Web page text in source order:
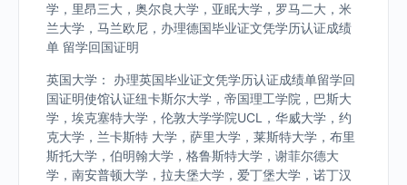
学，里昂三大，奥尔良大学，亚眠大学，罗马二大，米
兰大学，马兰欧尼，办理德国毕业证文凭学历认证成绩
单 留学回国证明
英国大学： 办理英国毕业证文凭学历认证成绩单留学回
国证明使馆认证纽卡斯尔大学，帝国理工学院，巴斯大
学，埃克塞特大学，伦敦大学学院UCL，华威大学，约
克大学，兰卡斯特 大学，萨里大学，莱斯特大学，布里
斯托大学，伯明翰大学，格鲁斯特大学，谢菲尔德大
学，南安普顿大学，拉夫堡大学，爱丁堡大学，诺丁汉